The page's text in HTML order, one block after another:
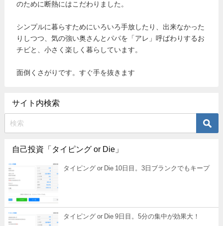
のために断熱にはこだわりました。
シンプルに暮らすためにいろいろ手放したり、出来なかった
りしつつ、気の強い奥さんとパパを「アレ」呼ばわりするお
チビと、小さく楽しく暮らしています。
面倒くさがりです。すぐ手を抜きます
サイト内検索
自己投資「タイピング or Die」
タイピング or Die 10日目。3日ブランクでもキープ
タイピング or Die 9日目。5分の集中が効果大！